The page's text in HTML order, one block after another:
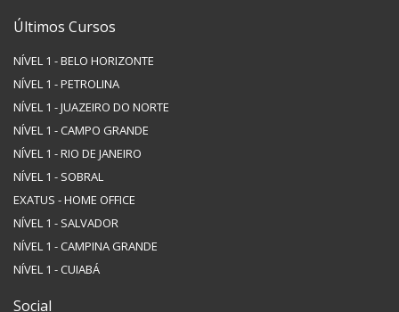
Últimos Cursos
NÍVEL 1 - BELO HORIZONTE
NÍVEL 1 - PETROLINA
NÍVEL 1 - JUAZEIRO DO NORTE
NÍVEL 1 - CAMPO GRANDE
NÍVEL 1 - RIO DE JANEIRO
NÍVEL 1 - SOBRAL
EXATUS - HOME OFFICE
NÍVEL 1 - SALVADOR
NÍVEL 1 - CAMPINA GRANDE
NÍVEL 1 - CUIABÁ
Social